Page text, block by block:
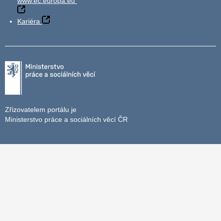
Kariéra
Zřizovatelem portálu je
Ministerstvo práce a sociálních věcí ČR